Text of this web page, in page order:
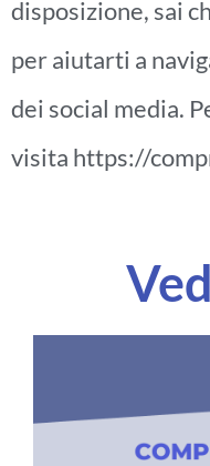
disposizione, sai
per aiutarti a
dei social media.
visita https://